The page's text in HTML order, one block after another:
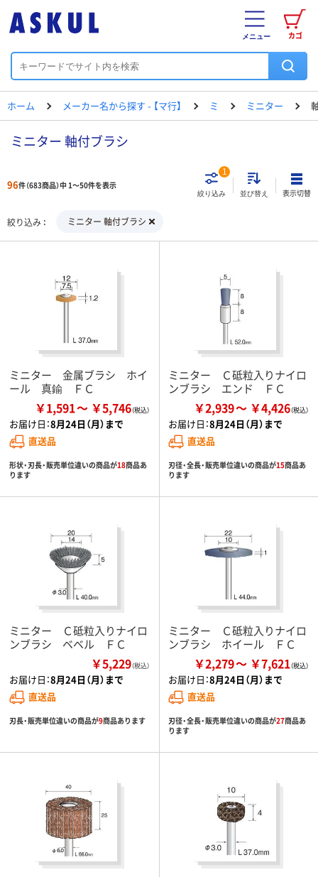
カゴ
メニュー
ホーム メーカー名から探す - 【マ行】 ミ ミニター
ミニター 軸付ブラシ
96件（683商品）中 1～50件を表示
絞り込み
1
並び替え 表示切替
絞り込み ミニター 軸付ブラシ
ミニター 金属ブラシ ホイ
ール 真鍮 ＦＣ
￥1,591 ￥5,746
お届け日：8月24日（月）まで
直送品
形状・刃長・販売単位違いの商品が18商品あ
ります
ミニター Ｃ砥粒入りナイロ
ンブラシ エンド ＦＣ
￥2,939 ￥4,426
お届け日：8月24日（月）まで
直送品
刃径・全長・販売単位違いの商品が15商品あ
ります
ミニター Ｃ砥粒入りナイロ
ンブラシ ベベル ＦＣ
￥5,229（税込）
お届け日：8月24日（月）まで
直送品
刃長・販売単位違いの商品が9商品あります
ミニター Ｃ砥粒入りナイロ
ンブラシ ホイール ＦＣ
￥2,279 ￥7,621
お届け日：8月24日（月）まで
直送品
刃径・全長・販売単位違いの商品が27商品あ
ります